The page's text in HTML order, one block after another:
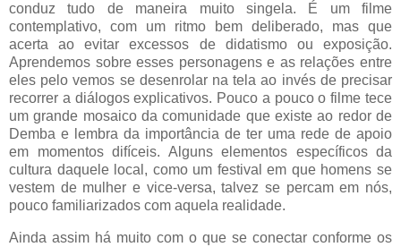
conduz tudo de maneira muito singela. É um filme
contemplativo, com um ritmo bem deliberado, mas que
acerta ao evitar excessos de didatismo ou exposição.
Aprendemos sobre esses personagens e as relações entre
eles pelo vemos se desenrolar na tela ao invés de precisar
recorrer a diálogos explicativos. Pouco a pouco o filme tece
um grande mosaico da comunidade que existe ao redor de
Demba e lembra da importância de ter uma rede de apoio
em momentos difíceis. Alguns elementos específicos da
cultura daquele local, como um festival em que homens se
vestem de mulher e vice-versa, talvez se percam em nós,
pouco familiarizados com aquela realidade.
Ainda assim há muito com o que se conectar conforme os